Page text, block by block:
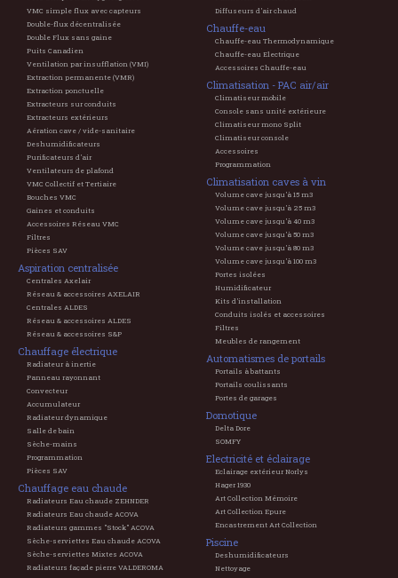
VMC simple flux avec capteurs
Double-flux décentralisée
Double Flux sans gaine
Puits Canadien
Ventilation par insufflation (VMI)
Extraction permanente (VMR)
Extraction ponctuelle
Extracteurs sur conduits
Extracteurs extérieurs
Aération cave / vide-sanitaire
Deshumidificateurs
Purificateurs d'air
Ventilateurs de plafond
VMC Collectif et Tertiaire
Bouches VMC
Gaines et conduits
Accessoires Réseau VMC
Filtres
Pièces SAV
Aspiration centralisée
Centrales Axelair
Réseau & accessoires AXELAIR
Centrales ALDES
Réseau & accessoires ALDES
Réseau & accessoires S&P
Chauffage électrique
Radiateur à inertie
Panneau rayonnant
Convecteur
Accumulateur
Radiateur dynamique
Salle de bain
Sèche-mains
Programmation
Pièces SAV
Chauffage eau chaude
Radiateurs Eau chaude ZEHNDER
Radiateurs Eau chaude ACOVA
Radiateurs gammes "Stock" ACOVA
Sèche-serviettes Eau chaude ACOVA
Sèche-serviettes Mixtes ACOVA
Radiateurs façade pierre VALDEROMA
Diffuseurs d'air chaud
Chauffe-eau
Chauffe-eau Thermodynamique
Chauffe-eau Electrique
Accessoires Chauffe-eau
Climatisation - PAC air/air
Climatiseur mobile
Console sans unité extérieure
Climatiseur mono Split
Climatiseur console
Accessoires
Programmation
Climatisation caves à vin
Volume cave jusqu'à 15 m3
Volume cave jusqu'à 25 m3
Volume cave jusqu'à 40 m3
Volume cave jusqu'à 50 m3
Volume cave jusqu'à 80 m3
Volume cave jusqu'à 100 m3
Portes isolées
Humidificateur
Kits d'installation
Conduits isolés et accessoires
Filtres
Meubles de rangement
Automatismes de portails
Portails à battants
Portails coulissants
Portes de garages
Domotique
Delta Dore
SOMFY
Electricité et éclairage
Eclairage extérieur Norlys
Hager 1930
Art Collection Mémoire
Art Collection Epure
Encastrement Art Collection
Piscine
Deshumidificateurs
Nettoyage